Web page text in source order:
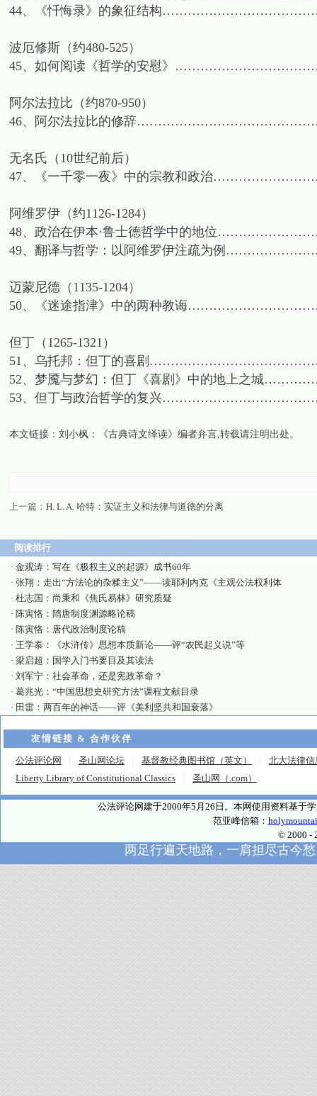
44、《忏悔录》的象征结构
波厄修斯（约480-525）
45、如何阅读《哲学的安慰》
阿尔法拉比（约870-950）
46、阿尔法拉比的修辞
无名氏（10世纪前后）
47、《一千零一夜》中的宗教和政治
阿维罗伊（约1126-1284）
48、政治在伊本·鲁士德哲学中的地位
49、翻译与哲学：以阿维罗伊注疏为例
迈蒙尼德（1135-1204）
50、《迷途指津》中的两种教诲
但丁（1265-1321）
51、乌托邦：但丁的喜剧
52、梦魇与梦幻：但丁《喜剧》中的地上之城
53、但丁与政治哲学的复兴
本文链接： 刘小枫：《古典诗文绎读》编者弁言,转载请注明出处。
上一篇： H. L. A. 哈特：实证主义和法律与道德的分离
阅读排行
· 金观涛：写在《极权主义的起源》成书60年
· 张翔：走出“方法论的杂糅主义”——读耶利内克《主观公法权利体
· 杜志国：尚秉和《焦氏易林》研究质疑
· 陈寅恪：隋唐制度渊源略论稿
· 陈寅恪：唐代政治制度论稿
· 王学泰：《水浒传》思想本质新论——评“农民起义说”等
· 梁启超：国学入门书要目及其读法
· 刘军宁：社会革命，还是宪政革命？
· 葛兆光：“中国思想史研究方法”课程文献目录
· 田雷：两百年的神话——评《美利坚共和国衰落》
友情链接 & 合作伙伴
公法评论网 圣山网论坛 基督教经典图书馆（英文）
北大法律信
Liberty Library of Constitutional Classics
圣山网（.com）
公法评论网建于2000年5月26日。本网使用资料基于
范亚峰信箱：
© 2000 -
两足行遍天地路，一肩担尽古今